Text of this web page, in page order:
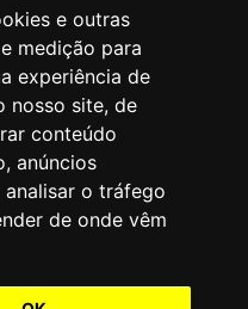
e outras
medição para
experiência de
nosso site, de
conteúdo
anúncios
o tráfego
de onde vêm